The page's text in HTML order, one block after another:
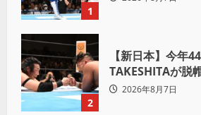
1
2
【新日本】今年
TAKESHITAが脱
悟、強いわ！」
2026年8月7日